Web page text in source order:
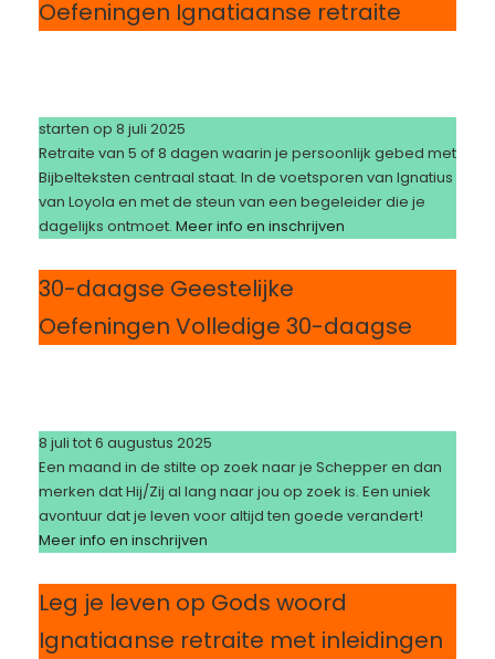
Oefeningen Ignatiaanse retraite
starten op 8 juli 2025
Retraite van 5 of 8 dagen waarin je persoonlijk gebed met
Bijbelteksten centraal staat. In de voetsporen van Ignatius
van Loyola en met de steun van een begeleider die je
dagelijks ontmoet. Meer info en inschrijven
30-daagse Geestelijke
Oefeningen Volledige 30-daagse
8 juli tot 6 augustus 2025
Een maand in de stilte op zoek naar je Schepper en dan
merken dat Hij/Zij al lang naar jou op zoek is. Een uniek
avontuur dat je leven voor altijd ten goede verandert!
Meer info en inschrijven
Leg je leven op Gods woord
Ignatiaanse retraite met inleidingen